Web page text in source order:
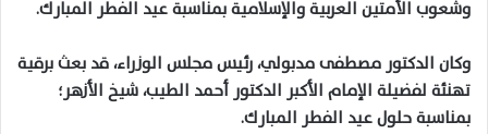
وشعوب الأمتين العربية والإسلامية بمناسبة عيد الفطر المبارك.
وكان الدكتور مصطفى مدبولي، رئيس مجلس الوزراء، قد بعث برقية
تهنئة لفضيلة الإمام الأكبر الدكتور أحمد الطيب، شيخ الأزهر؛
بمناسبة حلول عيد الفطر المبارك.